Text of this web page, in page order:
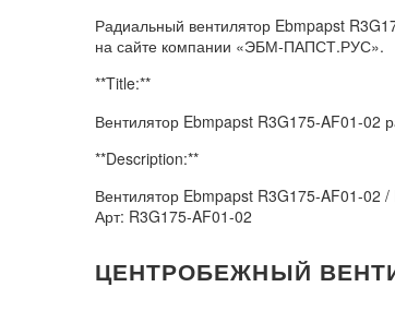
Радиальный вентилятор Ebmpapst
на сайте компании «ЭБМ-ПАПСТ.РУС».
**Title:**
Вентилятор Ebmpapst R3G175-AF01-
**Description:**
Вентилятор Ebmpapst R3G175-AF01-02
Арт: R3G175-AF01-02
ЦЕНТРОБЕЖНЫЙ